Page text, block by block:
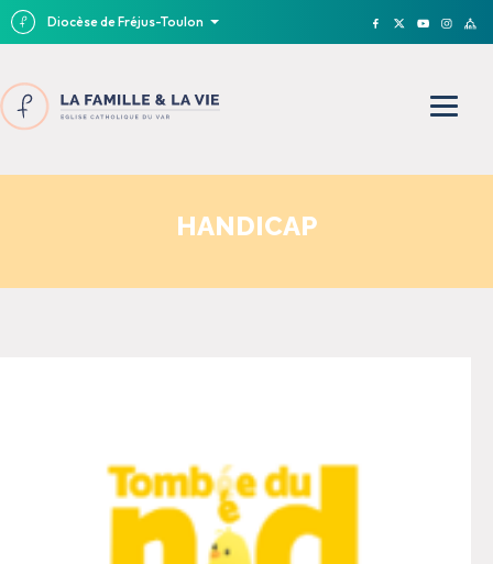
Diocèse de Fréjus-Toulon
HANDICAP